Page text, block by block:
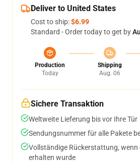
Deliver to United States
Cost to ship:$6.99
Standard - Order today to get by
Production
Today
Shipping
Aug. 06
Sichere Transaktion
Weltweite Lieferung bis vor Ihre Tür
Sendungsnummer für alle Pakete
Vollständige Rückerstattung,
erhalten wurde